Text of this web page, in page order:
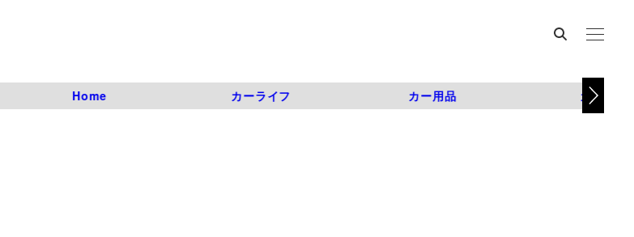
Home カーライフ カー用品 カスタム